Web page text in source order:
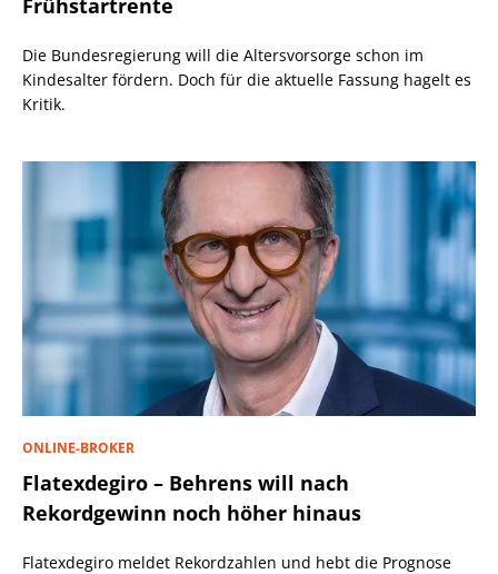
Frühstartrente
Die Bundesregierung will die Altersvorsorge schon im
Kindesalter fördern. Doch für die aktuelle Fassung hagelt es
Kritik.
ONLINE-BROKER
Flatexdegiro – Behrens will nach
Rekordgewinn noch höher hinaus
Flatexdegiro meldet Rekordzahlen und hebt die Prognose